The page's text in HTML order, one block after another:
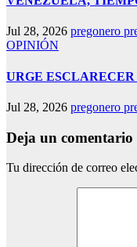
Jul 28, 2026 pregonero
OPINIÓN
URGE
Jul 28, 2026 pregonero
Deja un comentario
Tu dirección de correo